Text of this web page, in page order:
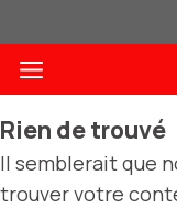
au
contenuMenu
Rien de trouvé
Il semblerait que
trouver votre